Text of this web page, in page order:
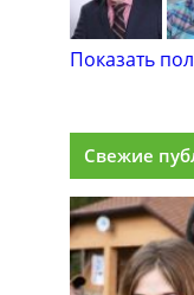
Показать
Свежие